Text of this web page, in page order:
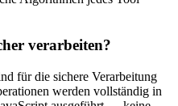
verarbeiten?
für die sichere Verarbeitung
werden vollständig in